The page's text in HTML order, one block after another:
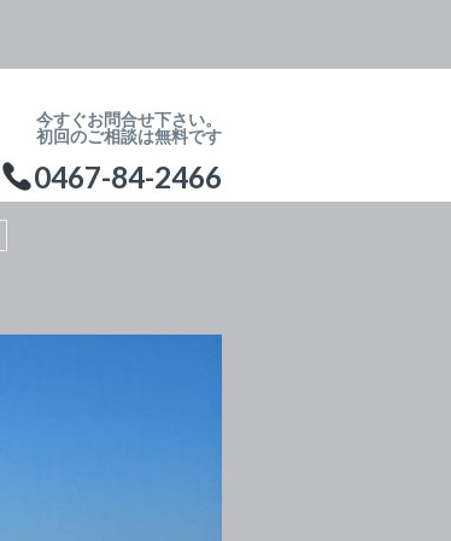
今すぐお問合せ下さい。
初回のご相談は無料です
0467-84-2466